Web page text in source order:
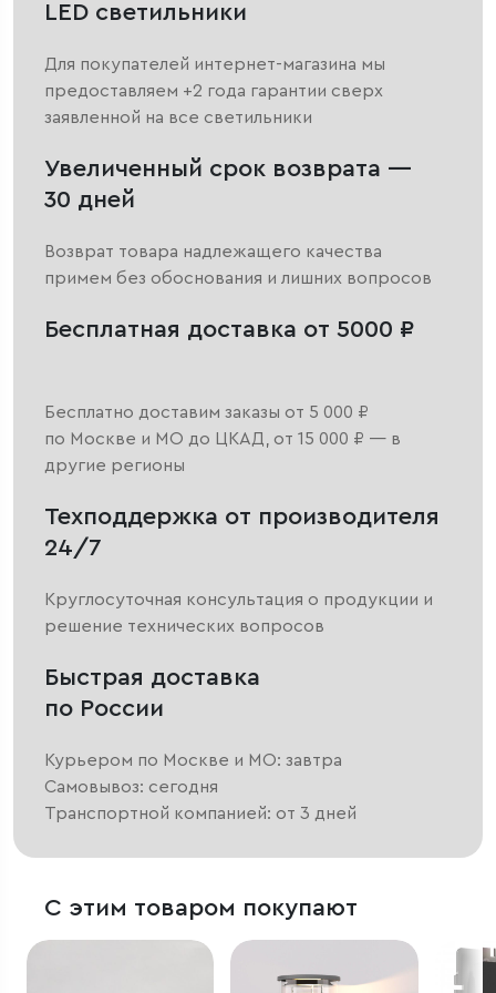
LED светильники
Для покупателей интернет-магазина мы
предоставляем +2 года гарантии сверх
заявленной на все светильники
Увеличенный срок возврата —
30 дней
Возврат товара надлежащего качества
примем без обоснования и лишних вопросов
Бесплатная доставка от 5000 ₽
Бесплатно доставим заказы от 5 000 ₽
по Москве и МО до ЦКАД, от 15 000 ₽ — в
другие регионы
Техподдержка от производителя
24/7
Круглосуточная консультация о продукции и
решение технических вопросов
Быстрая доставка
по России
Курьером по Москве и МО: завтра
Самовывоз: сегодня
Транспортной компанией: от 3 дней
С этим товаром покупают